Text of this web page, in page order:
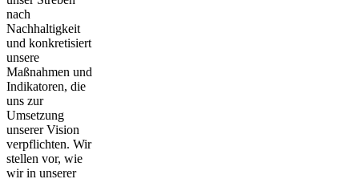
nach
Nachhaltigkeit
und konkretisiert
unsere
Maßnahmen und
Indikatoren, die
uns zur
Umsetzung
unserer Vision
verpflichten. Wir
stellen vor, wie
wir in unserer